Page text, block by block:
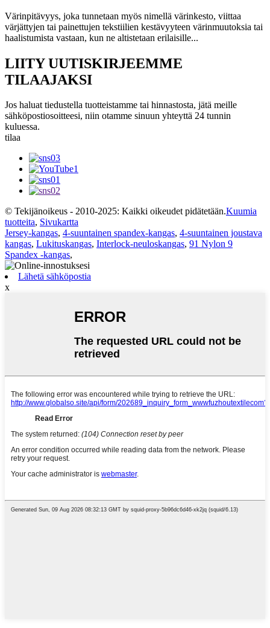
Värinpitävyys, joka tunnetaan myös nimellä värinkesto, viittaa
värjättyjen tai painettujen tekstiilien kestävyyteen värinmuutoksia tai
haalistumista vastaan, kun ne altistetaan erilaisille...
LIITY UUTISKIRJEEMME
TILAAJAKSI
Jos haluat tiedustella tuotteistamme tai hinnastosta, jätä meille
sähköpostiosoitteesi, niin otamme sinuun yhteyttä 24 tunnin
kuluessa.
tilaa
© Tekijänoikeus - 2010-2025: Kaikki oikeudet pidätetään.Kuumia
tuotteita, Sivukartta
Jersey-kangas, 4-suuntainen spandex-kangas, 4-suuntainen joustava
kangas, Lukituskangas, Interlock-neuloskangas, 91 Nylon 9
Spandex -kangas,
Lähetä sähköpostia
x